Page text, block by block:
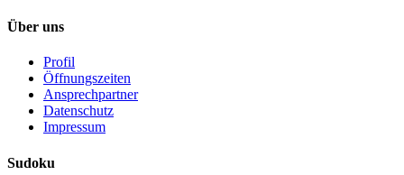
Über uns
Profil
Öffnungszeiten
Ansprechpartner
Datenschutz
Impressum
Sudoku